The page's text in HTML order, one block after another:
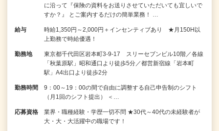
に沿って『保険の資料をお送りさせていただいても宜しいで
すか？』 とご案内するだけの簡単業務！ …
給与
時給1,350円～2,000円＋インセンティブあり ★月150H以
上勤務で時給優遇！
勤務地
東京都千代田区岩本町3-9-17 スリーセブンビル10階／各線
「秋葉原駅」昭和通口より徒歩5分／都営新宿線「岩本町
駅」A4出口より徒歩2分
勤務時間
9：00～19：00の間で自由に調整する自己申告制のシフト
（月1回のシフト提出） ＜…
応募資格
業界・職種経験・学歴一切不問 ★30代～40代の未経験者が
大・大・大活躍中の職場です！